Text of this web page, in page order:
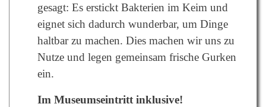
gesagt: Es erstickt Bakterien im Keim und
eignet sich dadurch wunderbar, um Dinge
haltbar zu machen. Dies machen wir uns zu
Nutze und legen gemeinsam frische Gurken
ein.
Im Museumseintritt inklusive!